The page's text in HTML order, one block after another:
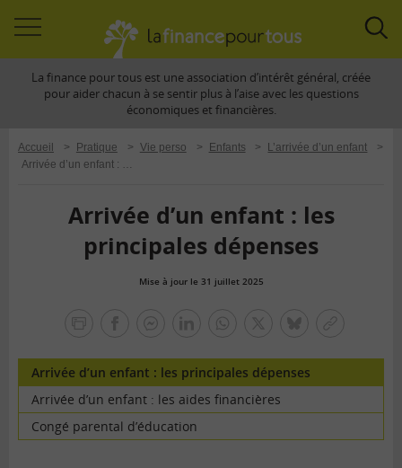
àLa finance pour tous est une association d’intérêt général, créée
pour aider chacun à se sentir plus à l’aise avec les questions
économiques et financières.
Accueil > Pratique > Vie perso > Enfants > L’arrivée d’un enfant
>
Arrivée d’un enfant : les principales dépenses
Arrivée d’un enfant : les
principales dépenses
Mise à jour le 31 juillet 2025
tous
Arrivée d’un enfant : les principales dépenses
Arrivée d’un enfant : les aides financières
Congé parental d’éducation